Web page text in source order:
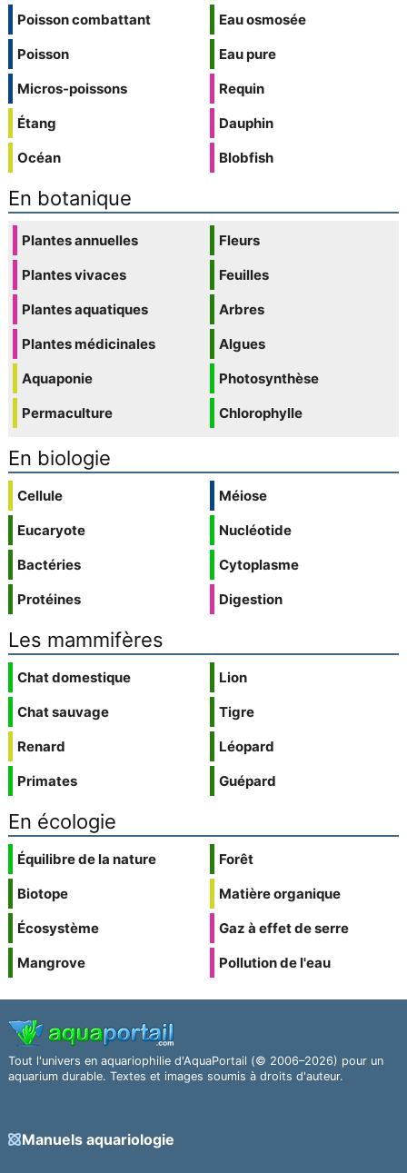
Poisson combattant
Poisson
Micros-poissons
Étang
Océan
Eau osmosée
Eau pure
Requin
Dauphin
Blobfish
En botanique
Plantes annuelles
Plantes vivaces
Plantes aquatiques
Plantes médicinales
Aquaponie
Permaculture
Fleurs
Feuilles
Arbres
Algues
Photosynthèse
Chlorophylle
En biologie
Cellule
Eucaryote
Bactéries
Protéines
Méiose
Nucléotide
Cytoplasme
Digestion
Les mammifères
Chat domestique
Chat sauvage
Renard
Primates
Lion
Tigre
Léopard
Guépard
En écologie
Équilibre de la nature
Biotope
Écosystème
Mangrove
Forêt
Matière organique
Gaz à effet de serre
Pollution de l'eau
Tout l'univers en aquariophilie d'AquaPortail (© 2006–2026) pour un
aquarium durable. Textes et images soumis à droits d'auteur.
Manuels aquariologie